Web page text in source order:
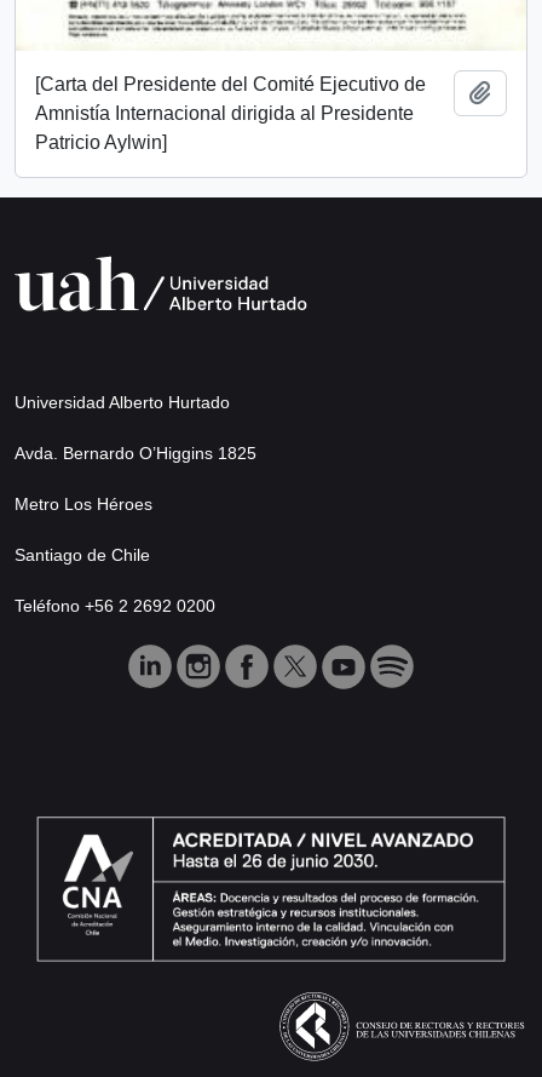
[Carta del Presidente del Comité Ejecutivo de
Amnistía Internacional dirigida al Presidente
Patricio Aylwin]
Universidad Alberto Hurtado
Avda. Bernardo O’Higgins 1825
Metro Los Héroes
Santiago de Chile
Teléfono +56 2 2692 0200